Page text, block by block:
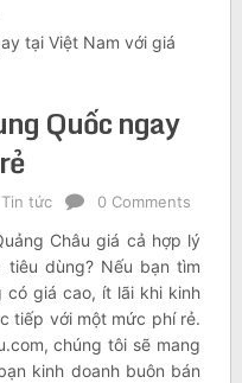
tại Việt Nam với giá
Quốc ngay
Tin tức 0 Comments
Châu giá cả hợp lý
tiêu dùng? Nếu bạn tìm
có giá cao, ít lãi khi kinh
tiếp với một mức phí rẻ.
chúng tôi sẽ mang
kinh doanh buôn bán